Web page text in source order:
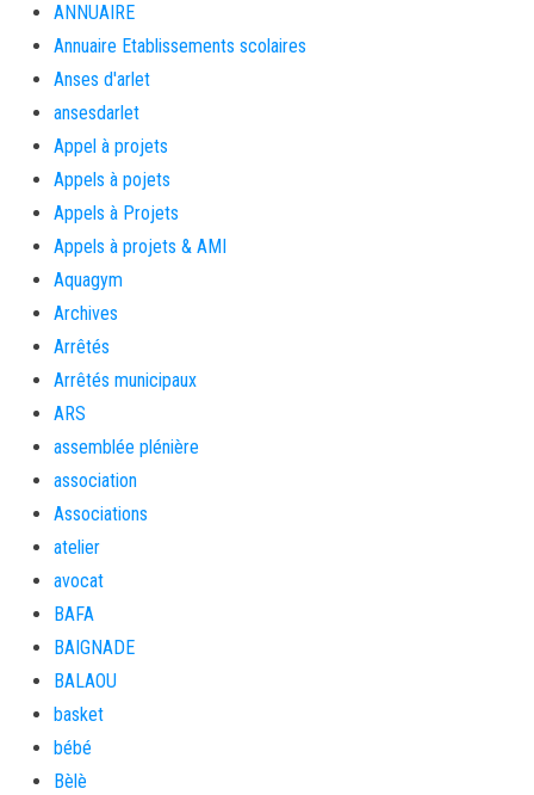
ANNUAIRE
Annuaire Etablissements scolaires
Anses d'arlet
ansesdarlet
Appel à projets
Appels à pojets
Appels à Projets
Appels à projets & AMI
Aquagym
Archives
Arrêtés
Arrêtés municipaux
ARS
assemblée plénière
association
Associations
atelier
avocat
BAFA
BAIGNADE
BALAOU
basket
bébé
Bèlè